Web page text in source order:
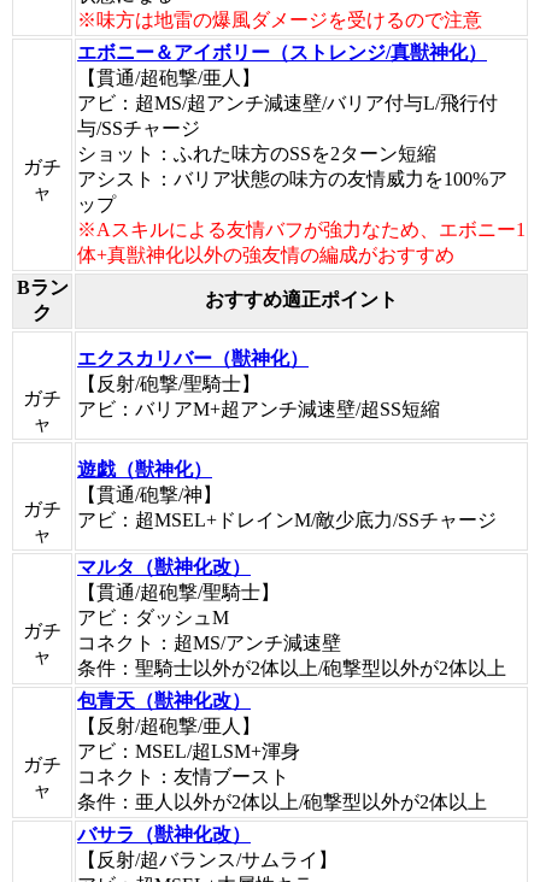
※味方は地雷の爆風ダメージを受けるので注意
ガチ
ャ
エボニー＆アイボリー（ストレンジ/真獣神化）
【貫通/超砲撃/亜人】
アビ：超MS/超アンチ減速壁/バリア付与L/飛行付
与/SSチャージ
ショット：ふれた味方のSSを2ターン短縮
アシスト：バリア状態の味方の友情威力を100%ア
ップ
※Aスキルによる友情バフが強力なため、エボニー1
体+真獣神化以外の強友情の編成がおすすめ
Bラン
ク
おすすめ適正ポイント
ガチ
ャ
エクスカリバー（獣神化）
【反射/砲撃/聖騎士】
アビ：バリアM+超アンチ減速壁/超SS短縮
ガチ
ャ
遊戯（獣神化）
【貫通/砲撃/神】
アビ：超MSEL+ドレインM/敵少底力/SSチャージ
ガチ
ャ
マルタ（獣神化改）
【貫通/超砲撃/聖騎士】
アビ：ダッシュM
コネクト：超MS/アンチ減速壁
条件：聖騎士以外が2体以上/砲撃型以外が2体以上
ガチ
ャ
包青天（獣神化改）
【反射/超砲撃/亜人】
アビ：MSEL/超LSM+渾身
コネクト：友情ブースト
条件：亜人以外が2体以上/砲撃型以外が2体以上
バサラ（獣神化改）
【反射/超バランス/サムライ】